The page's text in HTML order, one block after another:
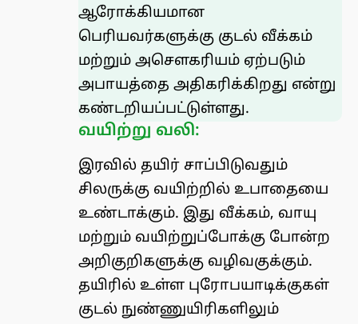
ஆரோக்கியமான
பெரியவர்களுக்கு குடல் வீக்கம்
மற்றும் அசௌகரியம் ஏற்படும்
அபாயத்தை அதிகரிக்கிறது என்று
கண்டறியப்பட்டுள்ளது.
வயிற்று வலி:
இரவில் தயிர் சாப்பிடுவதும்
சிலருக்கு வயிற்றில் உபாதையை
உண்டாக்கும். இது வீக்கம், வாயு
மற்றும் வயிற்றுப்போக்கு போன்ற
அறிகுறிகளுக்கு வழிவகுக்கும்.
தயிரில் உள்ள புரோபயாடிக்குகள்
குடல் நுண்ணுயிரிகளிலும்